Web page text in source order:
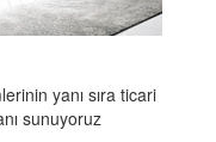
yanı sıra ticari
sunuyoruz